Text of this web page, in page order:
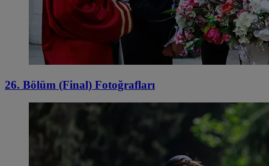
26. Bölüm (Final) Fotoğrafları